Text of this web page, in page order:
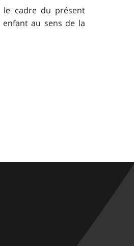
le cadre du présent
au sens de la